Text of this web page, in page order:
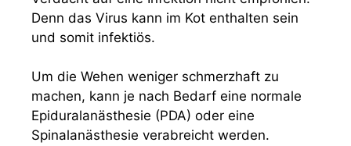
Denn das Virus kann im Kot enthalten sein
und somit infektiös.
Um die Wehen weniger schmerzhaft zu
machen, kann je nach Bedarf eine normale
Epiduralanästhesie (PDA) oder eine
Spinalanästhesie verabreicht werden.